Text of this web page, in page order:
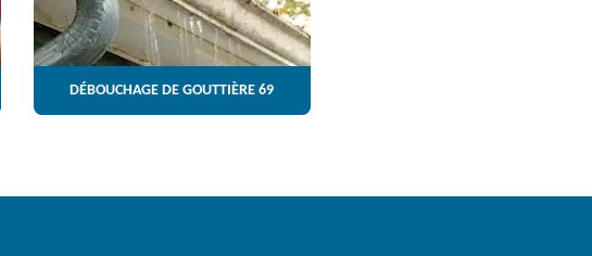
DÉBOUCHAGE DE GOUTTIÈRE 69